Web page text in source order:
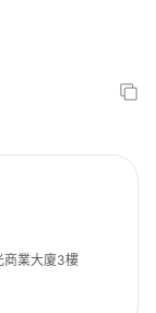
商業大廈3樓